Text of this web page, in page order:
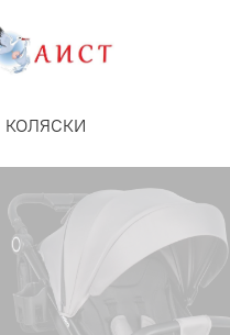
КОЛЯСКИ